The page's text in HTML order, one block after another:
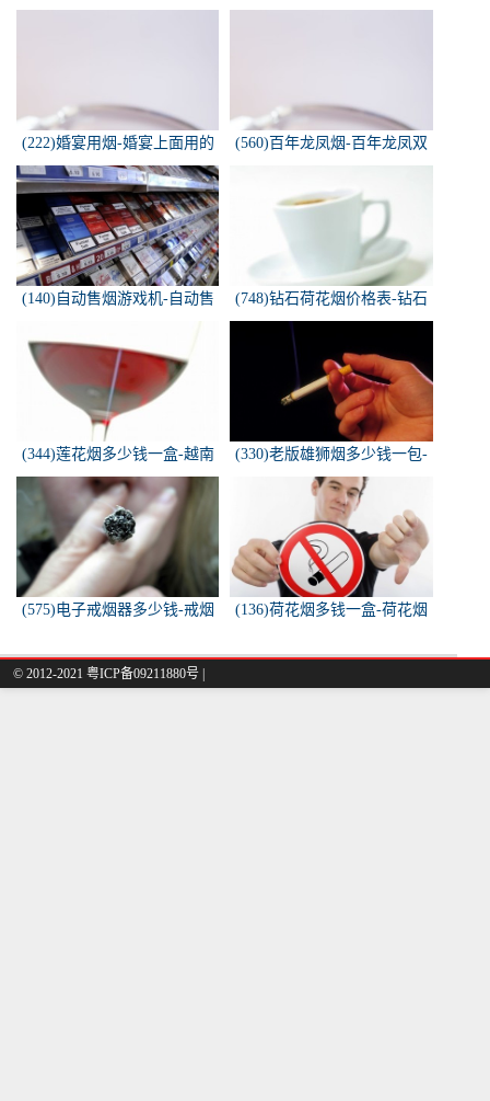
椰子香烟，槟榔香烟，叶子包
花烟多少钱一盒
(222)婚宴用烟-婚宴上面用的
烟是怎样的
(560)百年龙凤烟-百年龙凤双
(140)自动售烟游戏机-自动售
(748)钻石荷花烟价格表-钻石
荷花烟多少钱一包
(344)莲花烟多少钱一盒-越南
莲花香烟这款多少钱一条？
(330)老版雄狮烟多少钱一包-
雄狮烟多少钱一包了哦！
(575)电子戒烟器多少钱-戒烟
(136)荷花烟多钱一盒-荷花烟
© 2012-2021 粤ICP备09211880号 |